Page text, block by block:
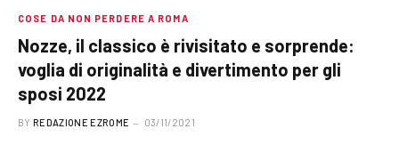
COSE DA NON PERDERE A ROMA
Nozze, il classico è rivisitato e sorprende:
voglia di originalità e divertimento per gli
sposi 2022
BY REDAZIONE EZROME 03/11/2021